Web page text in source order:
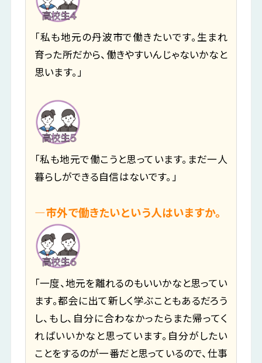
「私も地元の丹波市で働きたいです。生まれ
育った所だから、働きやすいんじゃないかなと
思います。」
「私も地元で働こうと思っています。まだ一人
暮らしができる自信はないです。」
―市外で働きたいという人はいますか。
「一度、地元を離れるのもいいかなと思ってい
ます。都会に出て新しく学ぶこともあるだろう
し、もし、自分に合わなかったらまた帰ってく
ればいいかなと思っています。自分がしたい
ことをするのが一番だと思っているので、仕事